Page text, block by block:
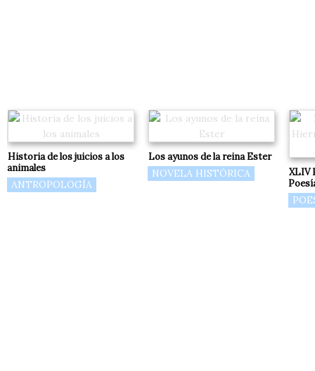
Historia de los juicios a los
animales
ANTROPOLOGÍA
Los ayunos de la reina Ester
NOVELA HISTÓRICA
XLIV